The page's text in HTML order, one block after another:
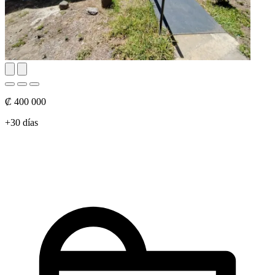
₡ 400 000
+30 días